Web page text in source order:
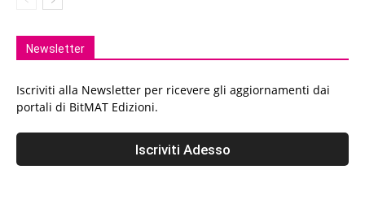
Newsletter
Iscriviti alla Newsletter per ricevere gli aggiornamenti dai
portali di BitMAT Edizioni.